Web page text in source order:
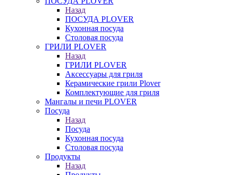
Назад
ПОСУДА PLOVER
Кухонная посуда
Столовая посуда
ГРИЛИ PLOVER
Назад
ГРИЛИ PLOVER
Аксессуары для гриля
Керамические грили Plover
Комплектующие для гриля
Мангалы и печи PLOVER
Посуда
Назад
Посуда
Кухонная посуда
Столовая посуда
Продукты
Назад